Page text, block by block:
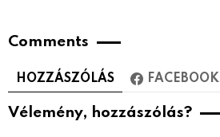
Comments
HOZZÁSZÓLÁS FACEBOOK
Vélemény, hozzászólás?